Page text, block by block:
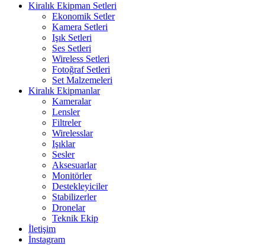
Kiralık Ekipman Setleri
Ekonomik Setler
Kamera Setleri
Işık Setleri
Ses Setleri
Wireless Setleri
Fotoğraf Setleri
Set Malzemeleri
Kiralık Ekipmanlar
Kameralar
Lensler
Filtreler
Wirelesslar
Işıklar
Sesler
Aksesuarlar
Monitörler
Destekleyiciler
Stabilizerler
Dronelar
Teknik Ekip
İletişim
İnstagram